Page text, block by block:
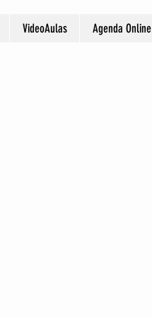
VideoAulas Agenda Online